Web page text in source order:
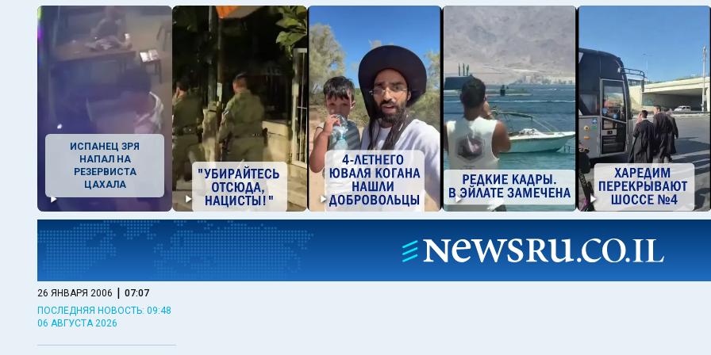
ИСПАНЕЦ ЗРЯ
НАПАЛ НА
РЕЗЕРВИСТА
ЦАХАЛА
26 ЯНВАРЯ 2006 | 07:07
ПОСЛЕДНЯЯ НОВОСТЬ: 09:48
06 АВГУСТА 2026